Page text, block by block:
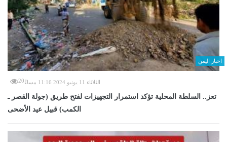
اخبار اليمن
الثلاثاء 11 يونيو 2024 11:16 مساءً 20
تعز.. السلطة المحلية تؤكد استمرار التجهيزات لفتح طريق (جولة القصر ـ
الكمب) قبيل عيد الأضحى